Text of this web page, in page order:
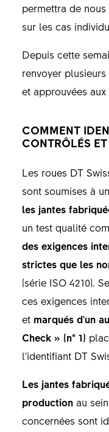
permettra de
sur les cas
Depuis cette
renvoyer
et approuvées
COMMENT
CONTRÔLÉS
Les roues DT
sont soumises à
les jantes
un test qualité
des exigences
strictes que les
(série ISO 4210).
ces exigences
et marqués d'un
Check » (n° 1)
l'identifiant DT
Les jantes
productionau
concernées sont